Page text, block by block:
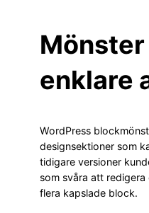
enklare
WordPress
designsektioner som
tidigare versioner
som svåra att
flera kapslade block.